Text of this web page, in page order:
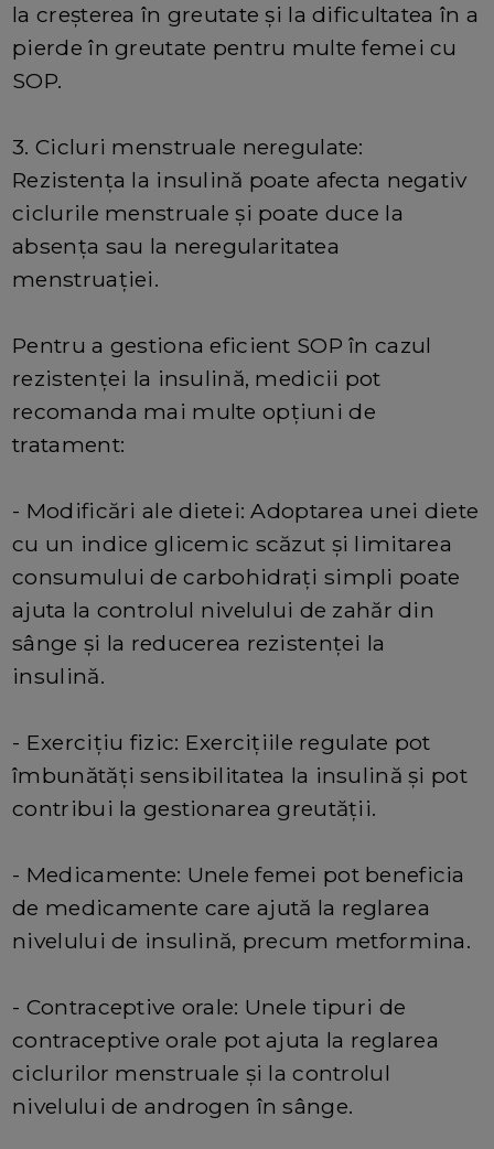
la creșterea în greutate și la dificultatea în a
pierde în greutate pentru multe femei cu
SOP.
3. Cicluri menstruale neregulate:
Rezistența la insulină poate afecta negativ
ciclurile menstruale și poate duce la
absența sau la neregularitatea
menstruației.
Pentru a gestiona eficient SOP în cazul
rezistenței la insulină, medicii pot
recomanda mai multe opțiuni de
tratament:
- Modificări ale dietei: Adoptarea unei diete
cu un indice glicemic scăzut și limitarea
consumului de carbohidrați simpli poate
ajuta la controlul nivelului de zahăr din
sânge și la reducerea rezistenței la
insulină.
- Exercițiu fizic: Exercițiile regulate pot
îmbunătăți sensibilitatea la insulină și pot
contribui la gestionarea greutății.
- Medicamente: Unele femei pot beneficia
de medicamente care ajută la reglarea
nivelului de insulină, precum metformina.
- Contraceptive orale: Unele tipuri de
contraceptive orale pot ajuta la reglarea
ciclurilor menstruale și la controlul
nivelului de androgen în sânge.